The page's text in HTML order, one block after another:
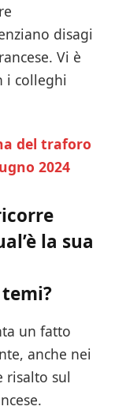
disagi
Vi è
i colleghi
del traforo
2024
la sua
un fatto
anche nei
risalto sul